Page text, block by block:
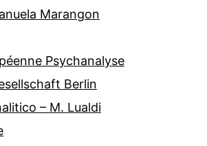
Marangon
Psychanalyse
Berlin
– M. Lualdi